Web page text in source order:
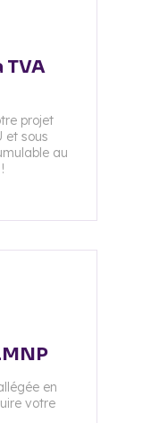
TVA
projet
et sous
au
en
votre